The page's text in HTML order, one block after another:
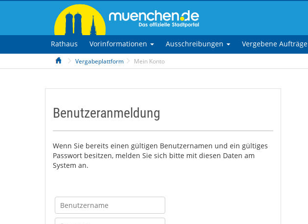
Rathaus Vorinformationen Ausschreibungen Vergebene Aufträge
Vergabeplattform Mein Konto
Benutzeranmeldung
Wenn Sie bereits einen gültigen Benutzernamen und ein gültiges
Passwort besitzen, melden Sie sich bitte mit diesen Daten am
System an.